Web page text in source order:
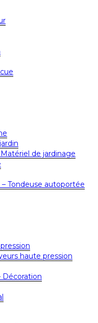
de jardinage
Tondeuse autoportée
haute pression
Décoration